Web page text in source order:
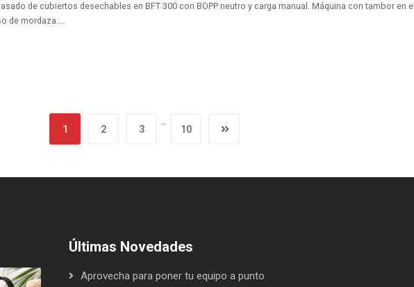
de cubiertos desechables en BFT 300 con BOPP neutro y carga manual. Máquina con tambor en el
de mordaza....
1 2 3 10
Últimas Novedades
Aprovecha para poner tu equipo a punto